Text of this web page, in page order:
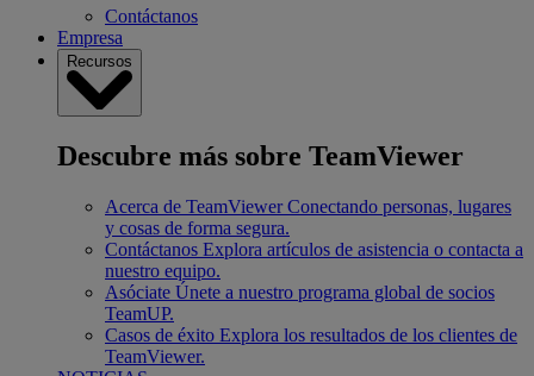
Contáctanos
Empresa
Recursos
Descubre más sobre TeamViewer
Acerca de TeamViewer Conectando personas, lugares
y cosas de forma segura.
Contáctanos Explora artículos de asistencia o contacta a
nuestro equipo.
Asóciate Únete a nuestro programa global de socios
TeamUP.
Casos de éxito Explora los resultados de los clientes de
TeamViewer.